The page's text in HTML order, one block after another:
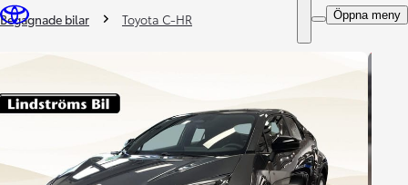
Öppna meny
You are here
Begagnade bilar Toyota C-HR